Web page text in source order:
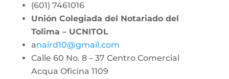
(601) 7461016
Unión Colegiada del Notariado del
Tolima – UCNITOL
anaird10@gmail.com
Calle 60 No. 8 – 37 Centro Comercial
Acqua Oficina 1109